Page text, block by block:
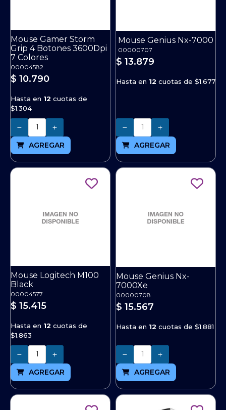
Mouse Gamer Storm
Grip 4 Botones 3600Dpi
7 Colores
00004582
$ 10.790
Hasta en 12 cuotas de
$1.304
Cantidad
AGREGAR
Mouse Genius Nx-7000
00000707
$ 13.879
Hasta en 12 cuotas de $1.677
Cantidad
AGREGAR
Mouse Logitech M100
Black
00004577
$ 15.415
Hasta en 12 cuotas de
$1.863
Cantidad
AGREGAR
Mouse Genius Nx-
7000Xe
00000708
$ 15.567
Hasta en 12 cuotas de $1.881
Cantidad
AGREGAR